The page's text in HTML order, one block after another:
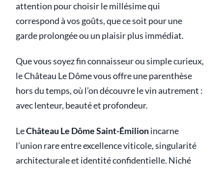
attention pour choisir le millésime qui
correspond à vos goûts, que ce soit pour une
garde prolongée ou un plaisir plus immédiat.
Que vous soyez fin connaisseur ou simple curieux,
le Château Le Dôme vous offre une parenthèse
hors du temps, où l’on découvre le vin autrement :
avec lenteur, beauté et profondeur.
LeChâteau Le Dôme Saint-Émilionincarne
l’union rare entre excellence viticole, singularité
architecturale et identité confidentielle. Niché